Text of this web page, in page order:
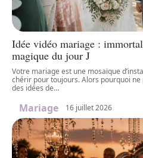
Idée vidéo mariage :
magique du jour J
Votre mariage est une mosaïque
chérir pour toujours. Alors pourquoi
des idées de…
Mariage 16 juillet 2026